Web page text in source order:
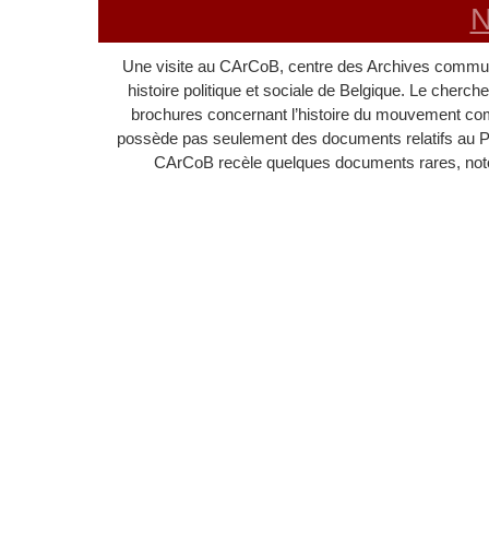
Une visite au CArCoB, centre des Archives
histoire politique et sociale de Belgique. Le
brochures concernant l’histoire du mouvement
possède pas seulement des documents relatifs au
CArCoB recèle quelques documents rares,